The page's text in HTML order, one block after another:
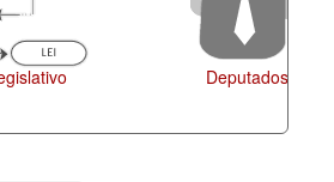
Deputados Estaduais